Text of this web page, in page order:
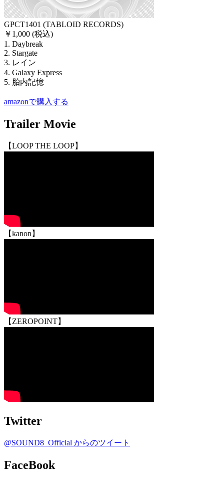
GPCT1401 (TABLOID RECORDS)
￥1,000 (税込)
1. Daybreak
2. Stargate
3. レイン
4. Galaxy Express
5. 胎内記憶
amazonで購入する
Trailer Movie
【LOOP THE LOOP】
【kanon】
【ZEROPOINT】
Twitter
@SOUND8_Official からのツイート
FaceBook